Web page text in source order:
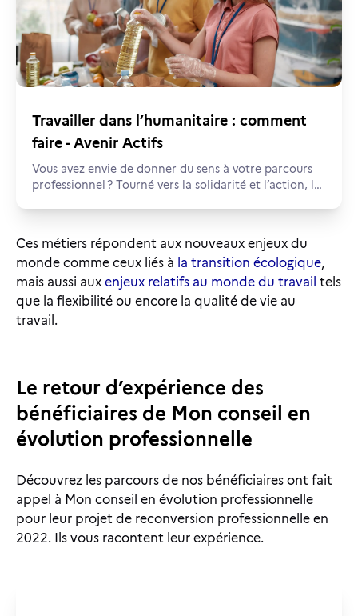
Travailler dans l’humanitaire : comment
faire - Avenir Actifs
Vous avez envie de donner du sens à votre parcours
professionnel ? Tourné vers la solidarité et l’action, le
Ces métiers répondent aux nouveaux enjeux du
monde comme ceux liés à la transition écologique,
mais aussi aux enjeux relatifs au monde du travail tels
que la flexibilité ou encore la qualité de vie au
travail.
Le retour d’expérience des
bénéficiaires de Mon conseil en
évolution professionnelle
Découvrez les parcours de nos bénéficiaires ont fait
appel à Mon conseil en évolution professionnelle
pour leur projet de reconversion professionnelle en
2022. Ils vous racontent leur expérience.